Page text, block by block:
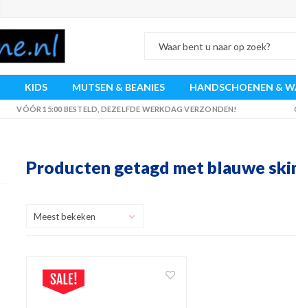
KIDS MUTSEN & BEANIES HANDSCHOENEN &
VÓÓR 15:00 BESTELD, DEZELFDE WERKDAG VERZONDEN!
Producten getagd met blauwe
Meest bekeken